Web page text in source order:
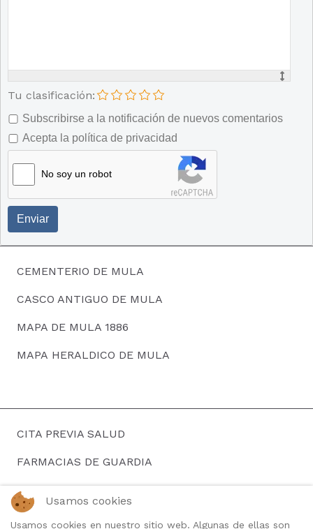
Tu clasificación:
Subscribirse a la notificación de nuevos comentarios
Acepta la política de privacidad
No soy un robot
Enviar
CEMENTERIO DE MULA
CASCO ANTIGUO DE MULA
MAPA DE MULA 1886
MAPA HERALDICO DE MULA
CITA PREVIA SALUD
FARMACIAS DE GUARDIA
HORARIOS DE AUTOBUSES
BUSCAR EMPLEO
Usamos cookies
Usamos cookies en nuestro sitio web. Algunas de ellas son